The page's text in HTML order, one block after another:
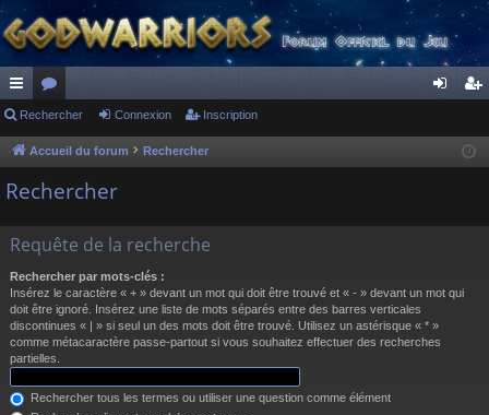
ac
co
ur
s
or
u
m
cri
Rechercher Connexion Inscription
Accueil du forum Rechercher
Rechercher
Requête de la recherche
Rechercher par mots-clés :
Insérez le caractère « + » devant un mot qui doit être trouvé et « - » devant un mot qui
doit être ignoré. Insérez une liste de mots séparés entre des barres verticales
discontinues « | » si seul un des mots doit être trouvé. Utilisez un astérisque « * »
comme métacaractère passe-partout si vous souhaitez effectuer des recherches
partielles.
Rechercher tous les termes ou utiliser une question comme élément